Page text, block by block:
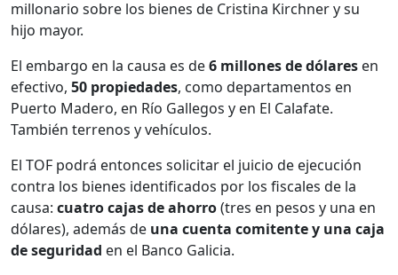
millonario sobre los bienes de Cristina Kirchner y su
hijo mayor.
El embargo en la causa es de6 millones de dólares en
efectivo, 50 propiedades, como departamentos en
Puerto Madero, en Río Gallegos y en El Calafate.
También terrenos y vehículos.
El TOF podrá entonces solicitar el juicio de ejecución
contra los bienes identificados por los fiscales de la
causa: cuatro cajas de ahorro(tres en pesos y una en
dólares), además de una cuenta comitente y una caja
de seguridad en el Banco Galicia.